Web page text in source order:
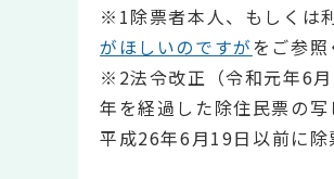
※1除票者本人、もしくは
がほしいのですがをご参照
※2法令改正（令和元年6
年を経過した除住民票の写
平成26年6月19日以前に除